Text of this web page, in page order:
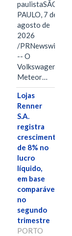
paulistaSÃO
PAULO, 7 de
agosto de
2026
/PRNewswire/
-- O
Volkswagen
Meteor…
Lojas
Renner
S.A.
registra
crescimento
de 8% no
lucro
líquido,
em base
comparável,
no
segundo
trimestre
PORTO